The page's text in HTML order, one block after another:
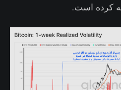
کرده است.